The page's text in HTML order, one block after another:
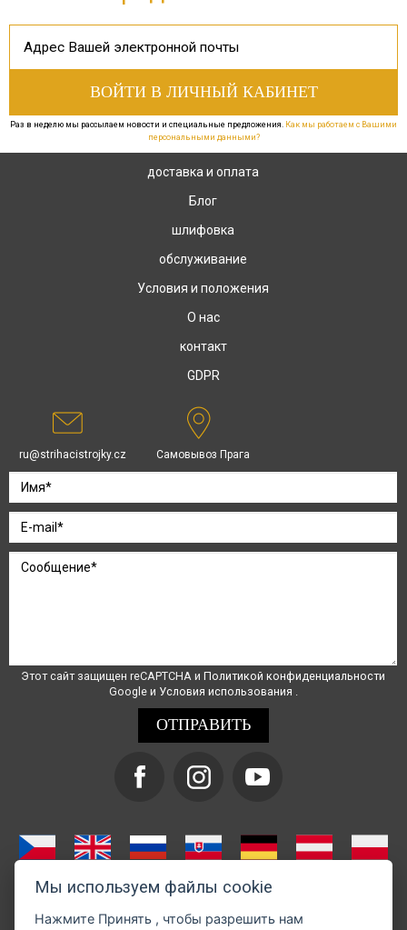
Раз в неделю мы рассылаем новости и специальные предложения. Как мы работаем с Вашими
персональными данными?
доставка и оплата
Блог
шлифовка
обслуживание
Условия и положения
О нас
контакт
GDPR
ru@strihacistrojky.cz Самовывоз Прага
Этот сайт защищен reCAPTCHA и Политикой конфиденциальности
Google и Условия использования .
Мы используем файлы cookie
Нажмите Принять , чтобы разрешить нам